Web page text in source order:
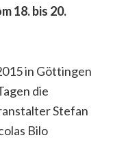
18. bis 20.
in Göttingen
die
Stefan
Bilo